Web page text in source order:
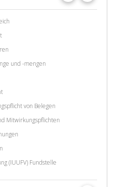
und -mengen
von Belegen
Mitwirkungspflichten
(IUUFV) Fundstelle